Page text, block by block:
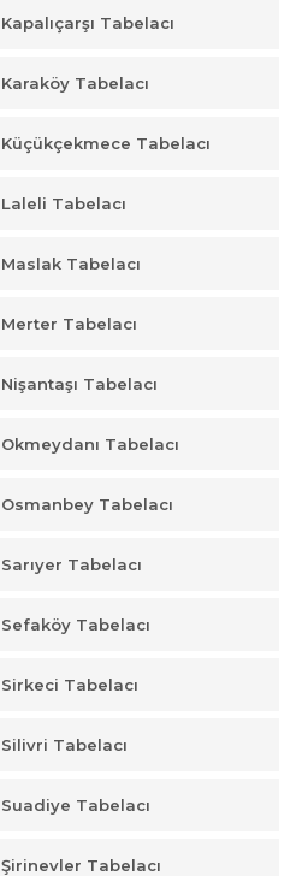
Kapalıçarşı Tabelacı
Karaköy Tabelacı
Küçükçekmece Tabelacı
Laleli Tabelacı
Maslak Tabelacı
Merter Tabelacı
Nişantaşı Tabelacı
Okmeydanı Tabelacı
Osmanbey Tabelacı
Sarıyer Tabelacı
Sefaköy Tabelacı
Sirkeci Tabelacı
Silivri Tabelacı
Suadiye Tabelacı
Şirinevler Tabelacı